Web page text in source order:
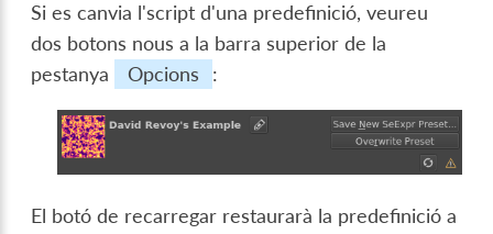
Si es canvia l'script d'una predefinició, veureu
dos botons nous a la barra superior de la
pestanya
Opcions :
El botó de recarregar restaurarà la predefinició a